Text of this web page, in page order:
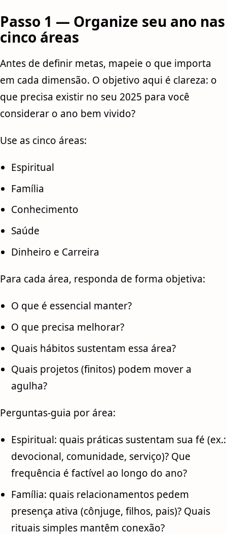
Passo 1 — Organize seu ano nas
cinco áreas
Antes de definir metas, mapeie o que importa
em cada dimensão. O objetivo aqui é clareza: o
que precisa existir no seu 2025 para você
considerar o ano bem vivido?
Use as cinco áreas:
Espiritual
Família
Conhecimento
Saúde
Dinheiro e Carreira
Para cada área, responda de forma objetiva:
O que é essencial manter?
O que precisa melhorar?
Quais hábitos sustentam essa área?
Quais projetos (finitos) podem mover a
agulha?
Perguntas-guia por área:
Espiritual: quais práticas sustentam sua fé (ex.:
devocional, comunidade, serviço)? Que
frequência é factível ao longo do ano?
Família: quais relacionamentos pedem
presença ativa (cônjuge, filhos, pais)? Quais
rituais simples mantêm conexão?